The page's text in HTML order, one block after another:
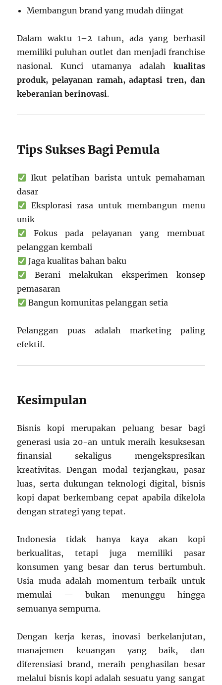
Membangun brand yang mudah diingat
Dalam waktu 1–2 tahun, ada yang berhasil
memiliki puluhan outlet dan menjadi franchise
nasional. Kunci utamanya adalah kualitas
produk, pelayanan ramah, adaptasi tren, dan
keberanian berinovasi.
Tips Sukses Bagi Pemula
Ikut pelatihan barista untuk pemahaman
dasar
Eksplorasi rasa untuk membangun menu
unik
Fokus pada pelayanan yang membuat
pelanggan kembali
Jaga kualitas bahan baku
Berani melakukan eksperimen konsep
pemasaran
Bangun komunitas pelanggan setia
Pelanggan puas adalah marketing paling
efektif.
Kesimpulan
Bisnis kopi merupakan peluang besar bagi
generasi usia 20-an untuk meraih kesuksesan
finansial sekaligus mengekspresikan
kreativitas. Dengan modal terjangkau, pasar
luas, serta dukungan teknologi digital, bisnis
kopi dapat berkembang cepat apabila dikelola
dengan strategi yang tepat.
Indonesia tidak hanya kaya akan kopi
berkualitas, tetapi juga memiliki pasar
konsumen yang besar dan terus bertumbuh.
Usia muda adalah momentum terbaik untuk
memulai — bukan menunggu hingga
semuanya sempurna.
Dengan kerja keras, inovasi berkelanjutan,
manajemen keuangan yang baik, dan
diferensiasi brand, meraih penghasilan besar
melalui bisnis kopi adalah sesuatu yang sangat